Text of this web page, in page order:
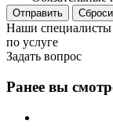
Наши специалисты
по услуге
Задать вопрос
Ранее вы